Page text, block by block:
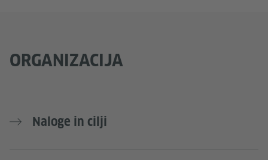
ORGANIZACIJA
Naloge in cilji